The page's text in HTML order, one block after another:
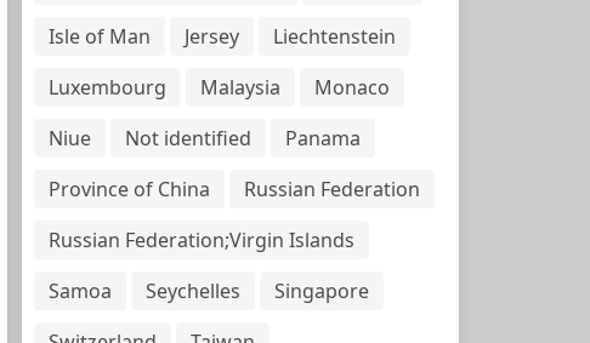
Isle of Man
Jersey
Liechtenstein
Luxembourg
Malaysia
Monaco
Niue
Not identified
Panama
Province of China
Russian Federation
Russian Federation;Virgin Islands
Samoa
Seychelles
Singapore